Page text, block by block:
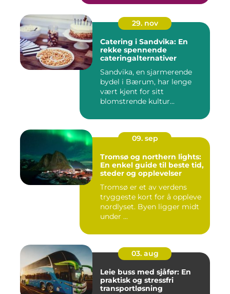
29. nov
Catering i Sandvika: En
rekke spennende
cateringalternativer
Sandvika, en sjarmerende
bydel i Bærum, har lenge
vært kjent for sitt
blomstrende kultur...
09. sep
Tromsø og northern lights:
En enkel guide til beste tid,
steder og opplevelser
Tromsø er et av verdens
tryggeste kort for å oppleve
nordlyset. Byen ligger midt
under ...
03. aug
Leie buss med sjåfør: En
praktisk og stressfri
transportløsning